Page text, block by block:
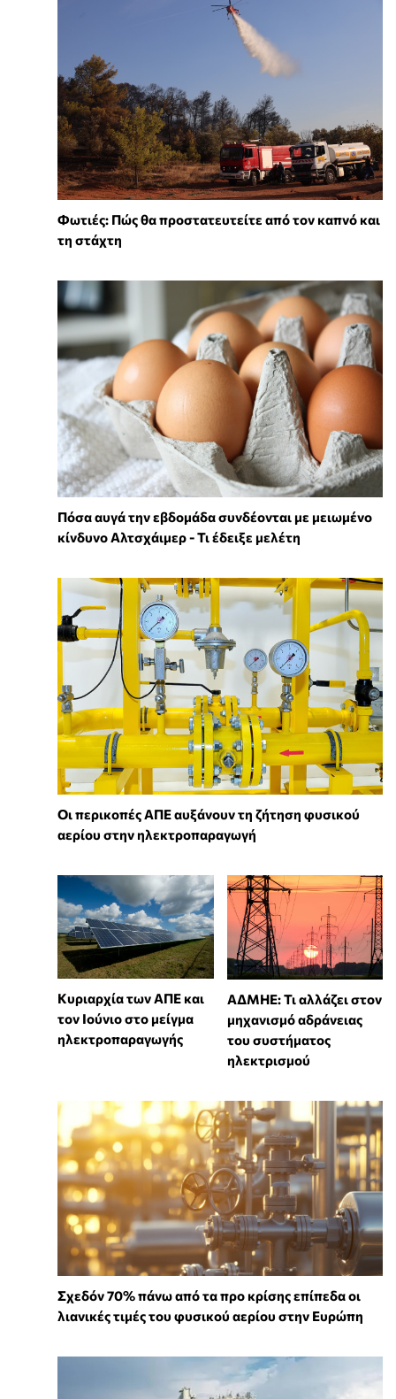
Φωτιές: Πώς θα προστατευτείτε από τον καπνό και
τη στάχτη
Πόσα αυγά την εβδομάδα συνδέονται με μειωμένο
κίνδυνο Αλτσχάιμερ - Τι έδειξε μελέτη
Οι περικοπές ΑΠΕ αυξάνουν τη ζήτηση φυσικού
αερίου στην ηλεκτροπαραγωγή
Κυριαρχία των ΑΠΕ και
τον Ιούνιο στο μείγμα
ηλεκτροπαραγωγής
ΑΔΜΗΕ: Τι αλλάζει στον
μηχανισμό αδράνειας
του συστήματος
ηλεκτρισμού
Σχεδόν 70% πάνω από τα προ κρίσης επίπεδα οι
λιανικές τιμές του φυσικού αερίου στην Ευρώπη